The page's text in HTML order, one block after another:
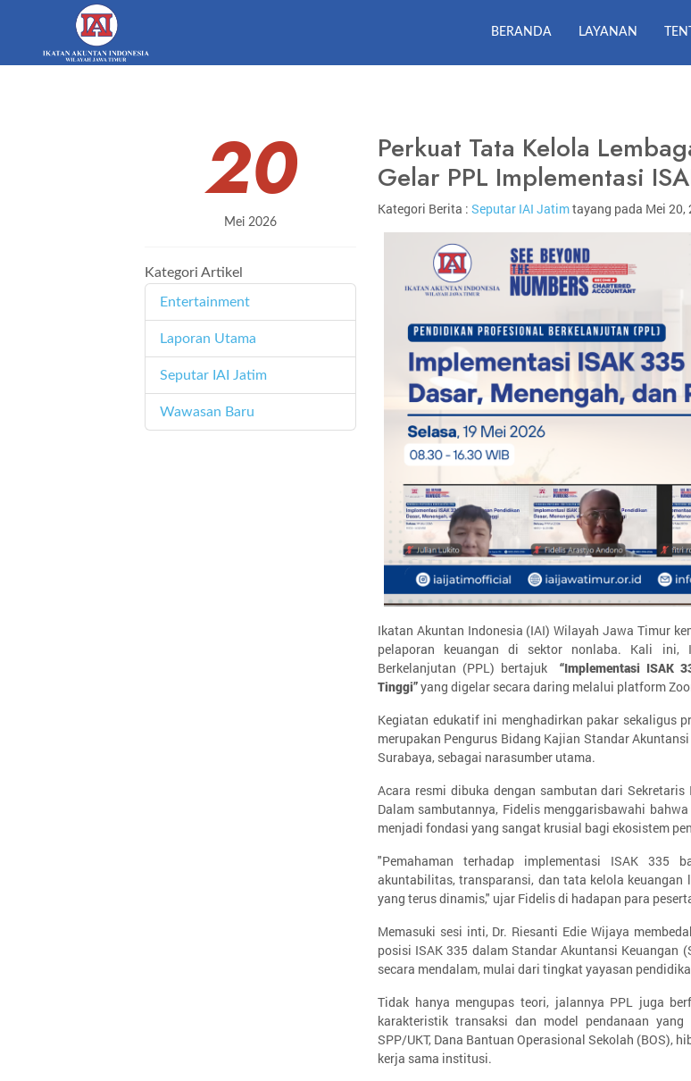
BERANDA LAYANAN
20
Mei 2026
Kategori Artikel
Entertainment
Laporan Utama
Seputar IAI Jatim
Wawasan Baru
Perkuat Tata Kelola
Gelar PPL Implementasi
Kategori Berita : Seputar IAI Jatimtayang pada Mei 20,
Ikatan Akuntan Indonesia (IAI) Wilayah Jawa Timur
pelaporan keuangan di sektor nonlaba. Kali ini,
Berkelanjutan (PPL) bertajuk “Implementasi ISAK
Tinggi”yang digelar secara daring melalui platform
Kegiatan edukatif ini menghadirkan pakar sekaligus
merupakan Pengurus Bidang Kajian Standar
Surabaya, sebagai narasumber utama.
Acara resmi dibuka dengan sambutan dari
Dalam sambutannya, Fidelis menggarisbawahi
menjadi fondasi yang sangat krusial bagi ekosistem
"Pemahaman terhadap implementasi ISAK 335
akuntabilitas, transparansi, dan tata kelola
yang terus dinamis," ujar Fidelis di hadapan para
Memasuki sesi inti, Dr. Riesanti Edie Wijaya
posisi ISAK 335 dalam Standar Akuntansi Keuangan
secara mendalam, mulai dari tingkat yayasan
Tidak hanya mengupas teori, jalannya PPL juga
karakteristik transaksi dan model pendanaan
SPP/UKT, Dana Bantuan Operasional Sekolah (BOS),
kerja sama institusi.